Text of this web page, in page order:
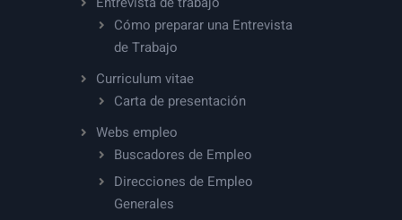
Cómo preparar una Entrevista
de Trabajo
Curriculum vitae
Carta de presentación
Webs empleo
Buscadores de Empleo
Direcciones de Empleo
Generales